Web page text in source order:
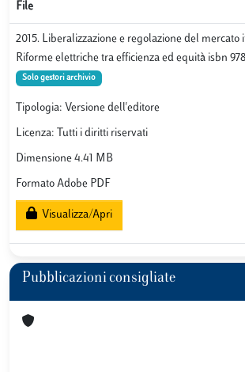
File
2015. Liberalizzazione e regolazione del mercato
Riforme elettriche tra efficienza ed equità isbn
Solo gestori archivio
Tipologia: Versione dell'editore
Licenza: Tutti i diritti riservati
Dimensione 4.41 MB
Formato Adobe PDF
Visualizza/Apri
Pubblicazioni consigliate